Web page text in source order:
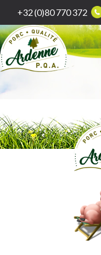
+32 (0)80 770 372